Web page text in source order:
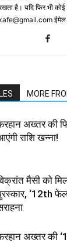
है। यदि फिर भी
MORE
अख्तर की
राशि खन्ना!
मैसी को
‘12th
अख्तर की